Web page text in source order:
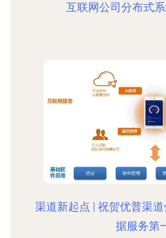
互联网公司分布式
渠道新起点 | 祝贺优普渠
据服务第